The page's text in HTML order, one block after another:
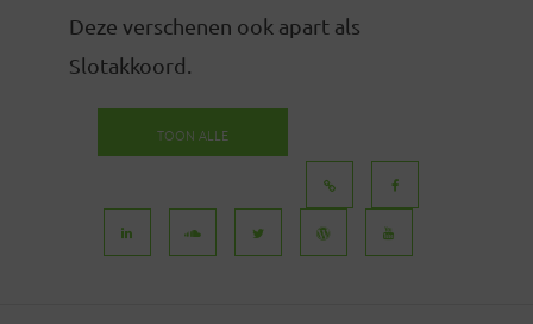
Deze verschenen ook apart als
Slotakkoord.
TOON ALLE